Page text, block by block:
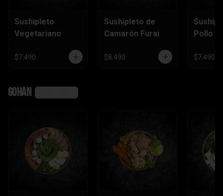
Sushipleto
Vegetariano
$7.490
Sushipleto de
Camarón Furai
$8.490
Pollo
$7.490
Gohan